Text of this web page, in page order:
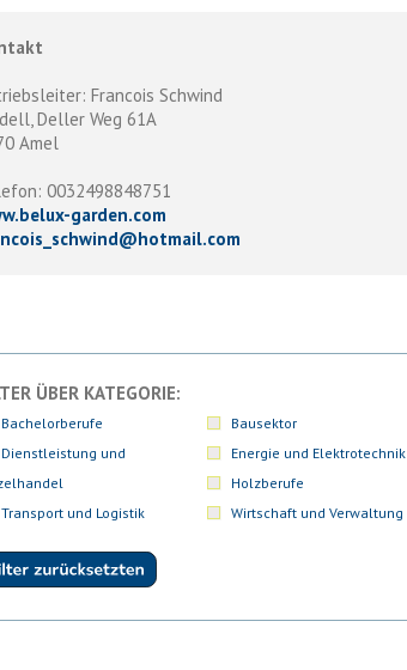
Francois Schwind
Deller Weg 61A
Amel
0032498848751
garden.com
@hotmail.com
ÜBER KATEGORIE:
Bachelorberufe Bausektor
Dienstleistung und
Energie und Elektrotechnik
Holzberufe
Transport und Logistik
Wirtschaft und Verwaltung